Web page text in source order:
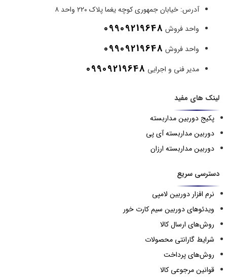
آدرس: خیابان جمهوری کوچه یغما پلاک ۲۲۰ واحد ۸
واحد فروش 09909219648
واحد فروش 09909219648
مدیر فنی و اجرایی 09909219648
لینک های مفید
پکیج دوربین مداربسته
دوربین مداربسته آی پی
دوربین مداربسته ارزان
دسترسی سریع
نرم افزار دوربین لامپی
ویدئوهای دوربین سیم کارت خور
روش‌های ارسال کالا
شرایط گارانتی محصولات
روش‌های پرداخت
قوانین مرجوعی کالا